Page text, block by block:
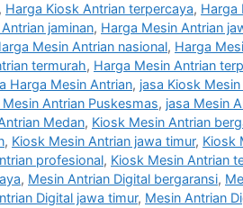
, Harga Kiosk Antrian terpercaya, Harga
jaminan, Harga Mesin Antrian
Mesin Antrian nasional, Harga
termurah, Harga Mesin Antrian
Harga Mesin Antrian, jasa Kiosk
Mesin Antrian Puskesmas, jasa Mesin
Medan, Kiosk Mesin Antrian
, Kiosk Mesin Antrian jawa timur, Kiosk
profesional, Kiosk Mesin Antrian
, Mesin Antrian Digital bergaransi,
Digital jawa timur, Mesin Antrian